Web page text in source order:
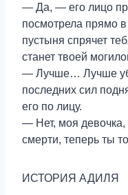
— Да, — его лицо
посмотрела прямо
пустыня спрячет
станет твоей
— Лучше… Лучше
последних сил
его по лицу.
— Нет, моя девочка,
смерти, теперь ты
ИСТОРИЯ АДИЛЯ